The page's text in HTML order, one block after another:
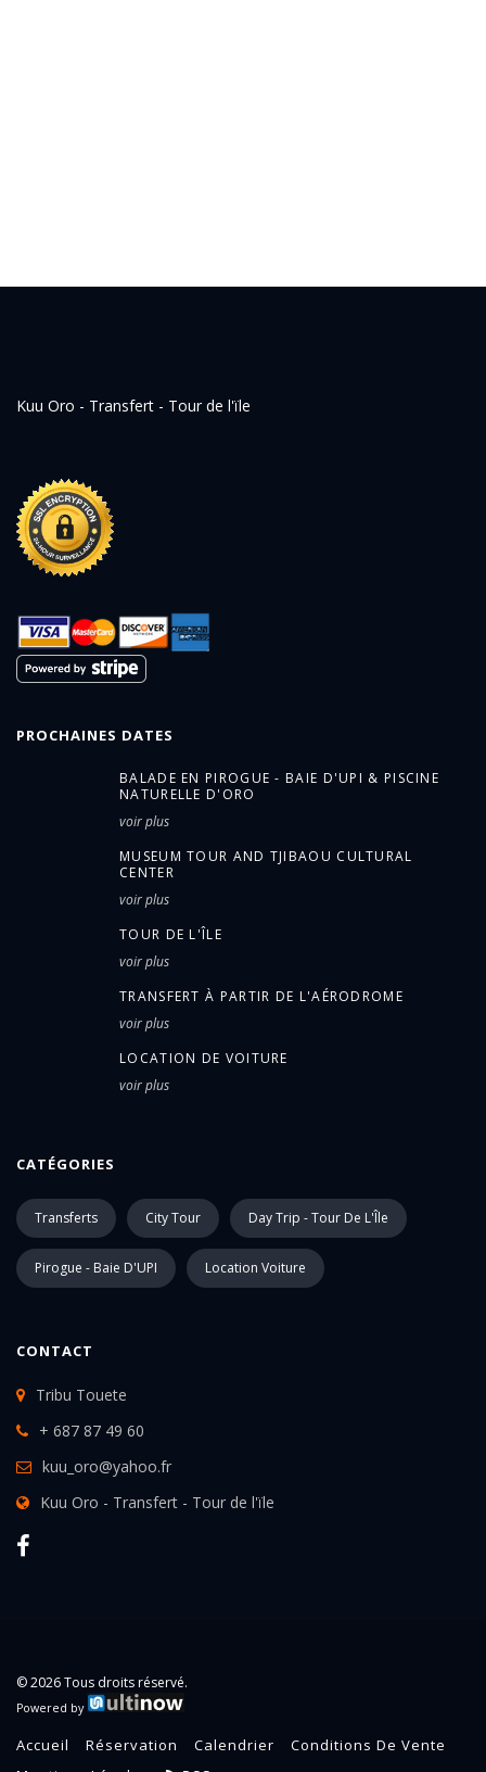
Kuu Oro - Transfert - Tour de l'ïle
PROCHAINES DATES
BALADE EN PIROGUE - BAIE D'UPI & PISCINE
NATURELLE D'ORO
voir plus
MUSEUM TOUR AND TJIBAOU CULTURAL
CENTER
voir plus
TOUR DE L'ÎLE
voir plus
TRANSFERT À PARTIR DE L'AÉRODROME
voir plus
LOCATION DE VOITURE
voir plus
CATÉGORIES
Transferts City Tour Day Trip - Tour De L'Île
Pirogue - Baie D'UPI Location Voiture
CONTACT
Tribu Touete
+ 687 87 49 60
kuu_oro@yahoo.fr
Kuu Oro - Transfert - Tour de l'ïle
© 2026 Tous droits réservé.
Powered by
Accueil Réservation Calendrier
Conditions De Vente